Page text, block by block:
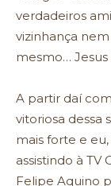
verdadeiros
vizinhança
mesmo…
A partir daí
vitoriosa dessa
mais forte e
assistindo à TV
Felipe Aquino